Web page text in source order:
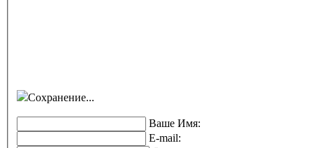
Сохранение...
Ваше Имя:
E-mail: